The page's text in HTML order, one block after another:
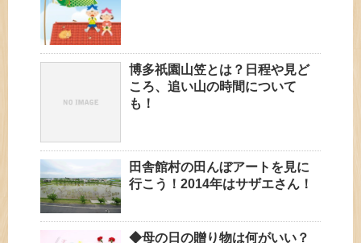
博多祇園山笠とは？日程や見ど
ころ、追い山の時間について
も！
田舎館村の田んぼアートを見に
行こう！2014年はサザエさん！
◆母の日の贈り物は何がいい？